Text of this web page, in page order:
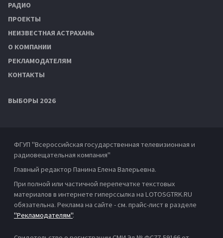
РАДИО
ПРОЕКТЫ
НЕИЗВЕСТНАЯ АСТРАХАНЬ
О КОМПАНИИ
РЕКЛАМОДАТЕЛЯМ
КОНТАКТЫ
ВЫБОРЫ 2026
ФГУП "Всероссийская государственная телевизионная и
радиовещательная компания"
Главный редактор Панина Елена Валерьевна.
При полной или частичной перепечатке текстовых
материалов в интернете гиперссылка на LOTOSGTRK.RU
обязательна. Реклама на сайте - см. прайс-лист в разделе
"Рекламодателям".